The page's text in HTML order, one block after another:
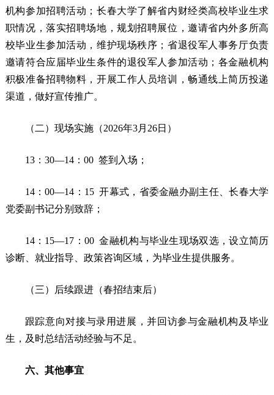
机构参加招聘活动；长春大学了解省内财经类高校毕业生求
职情况，落实招聘场地，规划招聘展位，邀请省内外多所高
校毕业生参加活动，维护现场秩序；省退役军人事务厅负责
邀请符合应届毕业生条件的退役军人参加活动；各金融机构
积极准备招聘物料，开展工作人员培训，畅通线上简历投递
渠道，做好宣传推广。
（二）现场实施（2026年3月26日）
13：30—14：00 签到入场；
14：00—14：15 开幕式，省委金融办副主任、长春大学
党委副书记分别致辞；
14：15—17：00 金融机构与毕业生现场双选，设立简历
诊断、就业指导、政策咨询区域，为毕业生提供服务。
（三）后续跟进（春招结束后）
跟踪意向对接与录用进展，并回访参与金融机构及毕业
生，及时总结活动经验与不足。
六、其他事宜